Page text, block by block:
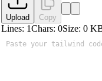
Upload Copy
Lines: 1Chars: 0Size: 0